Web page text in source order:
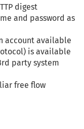
digest
and password as
account available
is available
party system
free flow